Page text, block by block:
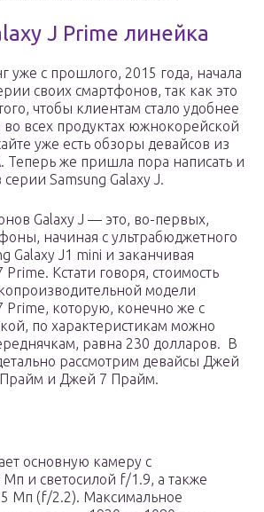
J Prime линейка
уже с прошлого, 2015 года, начала
своих смартфонов, так как это
чтобы клиентам стало удобнее
во всех продуктах южнокорейской
уже есть обзоры девайсов из
Теперь же пришла пора написать и
Samsung Galaxy J.
Galaxy J — это, во-первых,
начиная с ультрабюджетного
Galaxy J1 mini и заканчивая
Prime. Кстати говоря, стоимость
модели
Prime, которую, конечно же с
по характеристикам можно
равна 230 долларов. В
рассмотрим девайсы Джей
и Джей 7 Прайм.
основную камеру с
и светосилой f/1.9, а также
Мп (f/2.2). Максимальное